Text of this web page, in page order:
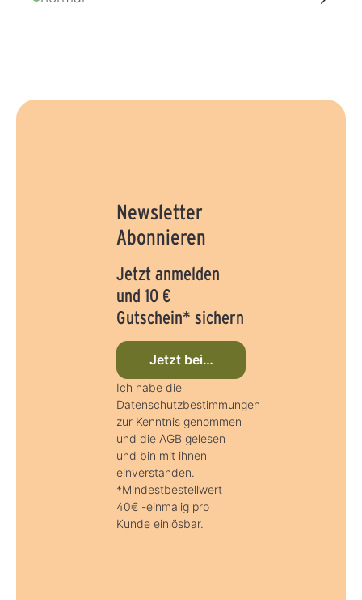
Newsletter
Abonnieren
Jetzt anmelden
und 10 €
Gutschein* sichern
Jetzt beim Newsletter anmelden
Ich habe die
Datenschutzbestimmungen
zur Kenntnis genommen
und die AGB gelesen
und bin mit ihnen
einverstanden.
*Mindestbestellwert
40€ -einmalig pro
Kunde einlösbar.